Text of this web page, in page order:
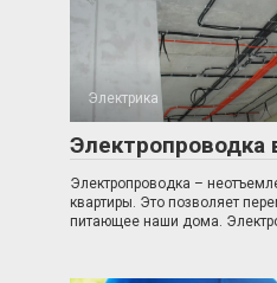
Электрика
Электропроводка
Электропроводка –
квартиры. Это позволяет
питающее наши дома.